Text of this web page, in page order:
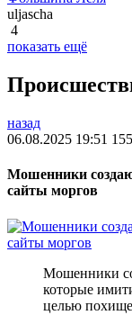
uljascha
4
показать ещё
назад
06.08.2025 19:51
Мошенники
сайты моргов
Мошенники
которые
целью